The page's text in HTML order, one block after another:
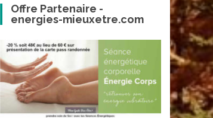
Offre Partenaire -
energies-mieuxetre.com